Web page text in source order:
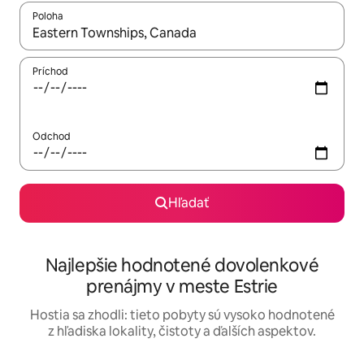
Poloha
Keď budú výsledky k dispozícii, môžete si ich prechádzať
Príchod
Odchod
Hľadať
Najlepšie hodnotené dovolenkové
prenájmy v meste Estrie
Hostia sa zhodli: tieto pobyty sú vysoko hodnotené
z hľadiska lokality, čistoty a ďalších aspektov.